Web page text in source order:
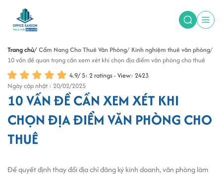
Trang chủ Cẩm Nang Cho Thuê Văn Phòng Kinh nghiệm thuê văn phòng
10 vấn đề quan trọng cần xem xét khi chọn địa điểm văn phòng cho thuê
4.9/5: 2 ratings - View: 2423
Ngày cập nhật : 20/02/2025
10 VẤN ĐỀ CẦN XEM XÉT KHI
CHỌN ĐỊA ĐIỂM VĂN PHÒNG CHO
THUÊ
Để quyết định thay đổi địa chỉ đăng ký kinh doanh, văn phòng làm